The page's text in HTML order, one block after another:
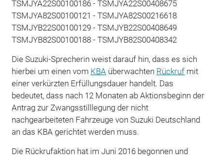
TSMJYA22S00100186 - TSMJYA22S00408675
TSMJYA82S00100121 - TSMJYA82S00216618
TSMJYB22S00100129 - TSMJYB22S00408649
TSMJYB82S00100188 - TSMJYB82S00408342
Die Suzuki-Sprecherin weist darauf hin, dass es sich
hierbei um einen vom KBA überwachten Rückrufmit
einer verkürzten Erfüllungsdauer handelt. Das
bedeutet, dass nach 12 Monaten ab Aktionsbeginn der
Antrag zur Zwangsstilllegung der nicht
nachgearbeiteten Fahrzeuge von Suzuki Deutschland
an das KBA gerichtet werden muss.
Die Rückrufaktion hat im Juni 2016 begonnen und